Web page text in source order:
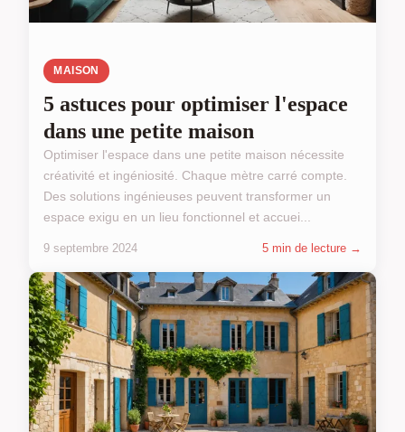
MAISON
5 astuces pour optimiser l'espace
dans une petite maison
Optimiser l'espace dans une petite maison nécessite
créativité et ingéniosité. Chaque mètre carré compte.
Des solutions ingénieuses peuvent transformer un
espace exigu en un lieu fonctionnel et accuei...
9 septembre 2024 5 min de lecture →